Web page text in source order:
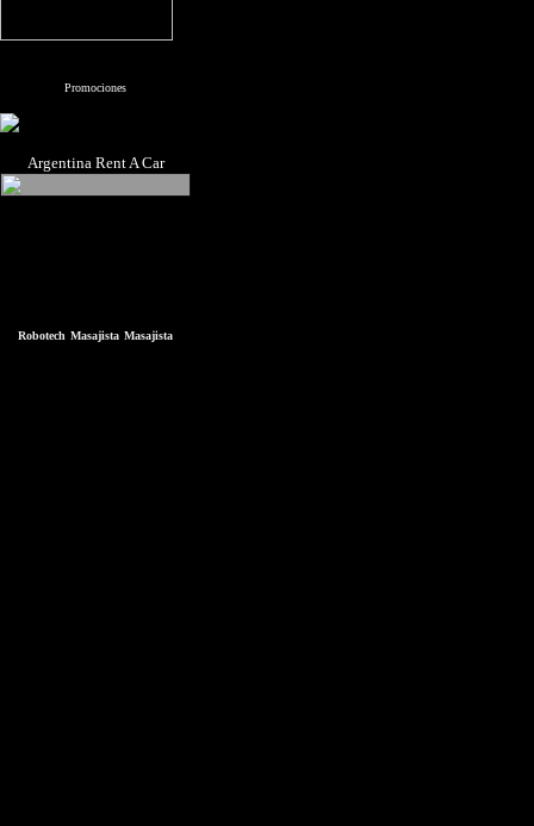
Promociones
Argentina Rent A Car
Robotech Masajista Masajista